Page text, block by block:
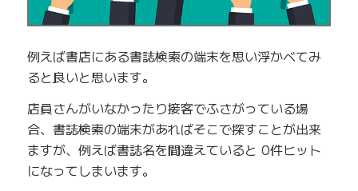
例えば書店にある書誌検索の端末を思い浮かべてみ
ると良いと思います。
店員さんがいなかったり接客でふさがっている場
合、書誌検索の端末があればそこで探すことが出来
ますが、例えば書誌名を間違えていると 0件ヒット
になってしまいます。